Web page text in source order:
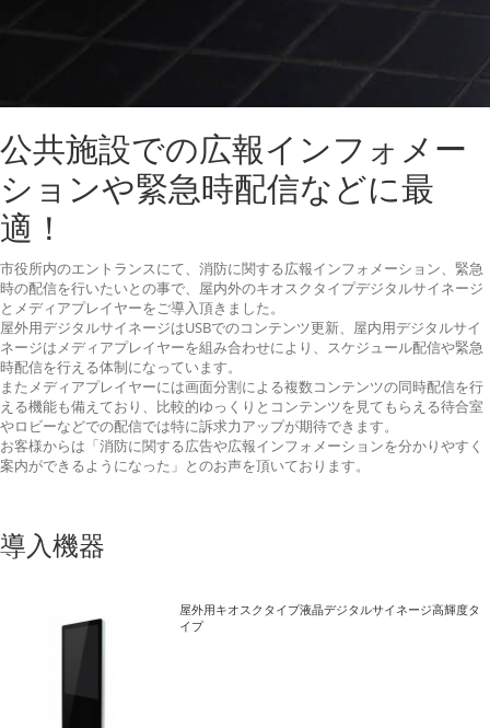
公共施設での広報インフォメー
ションや緊急時配信などに最
適！
市役所内のエントランスにて、消防に関する広報インフォメーション、緊急
時の配信を行いたいとの事で、屋内外のキオスクタイプデジタルサイネージ
とメディアプレイヤーをご導入頂きました。
屋外用デジタルサイネージはUSBでのコンテンツ更新、屋内用デジタルサイ
ネージはメディアプレイヤーを組み合わせにより、スケジュール配信や緊急
時配信を行える体制になっています。
またメディアプレイヤーには画面分割による複数コンテンツの同時配信を行
える機能も備えており、比較的ゆっくりとコンテンツを見てもらえる待合室
やロビーなどでの配信では特に訴求力アップが期待できます。
お客様からは「消防に関する広告や広報インフォメーションを分かりやすく
案内ができるようになった」とのお声を頂いております。
導入機器
屋外用キオスクタイプ液晶デジタルサイネージ高輝度タ
イプ